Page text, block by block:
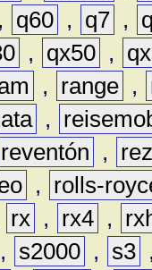
, q60 , q7 ,
, qx50 ,
, range ,
,
reventón ,
,
rolls-
rx , rx4 ,
, s2000 , s3